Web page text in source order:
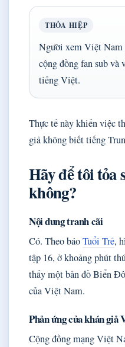
THỎA HIỆP
Người xem Việt Nam
cộng đồng fan sub và
tiếng Việt.
Thực tế này khiến việc
giả không biết tiếng
Hãy để tôi tỏa
không?
Nội dung tranh cãi
Có. Theo báoTuổi Trẻ,
tập 16, ở khoảng phút
thấy một bản đồ Biển
của Việt Nam.
Phản ứng của khán giả
Cộng đồng mạng Việt